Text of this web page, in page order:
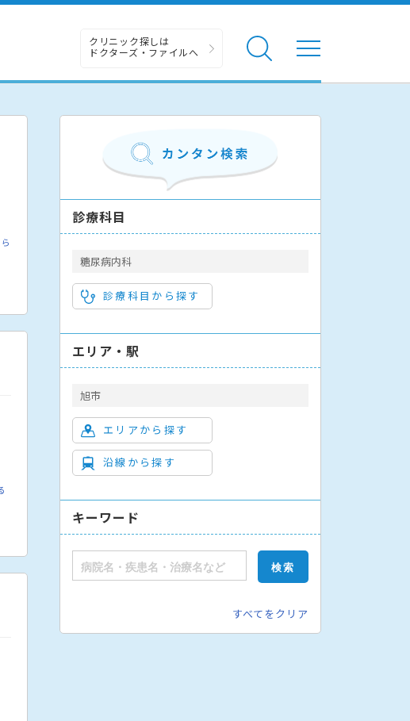
クリニック探しは
ドクターズ・ファイルへ
痛緩和内科
診療科目
糖尿病内科
診療科目から探す
エリア・駅
旭市
エリアから探す
沿線から探す
キーワード
すべてをクリア